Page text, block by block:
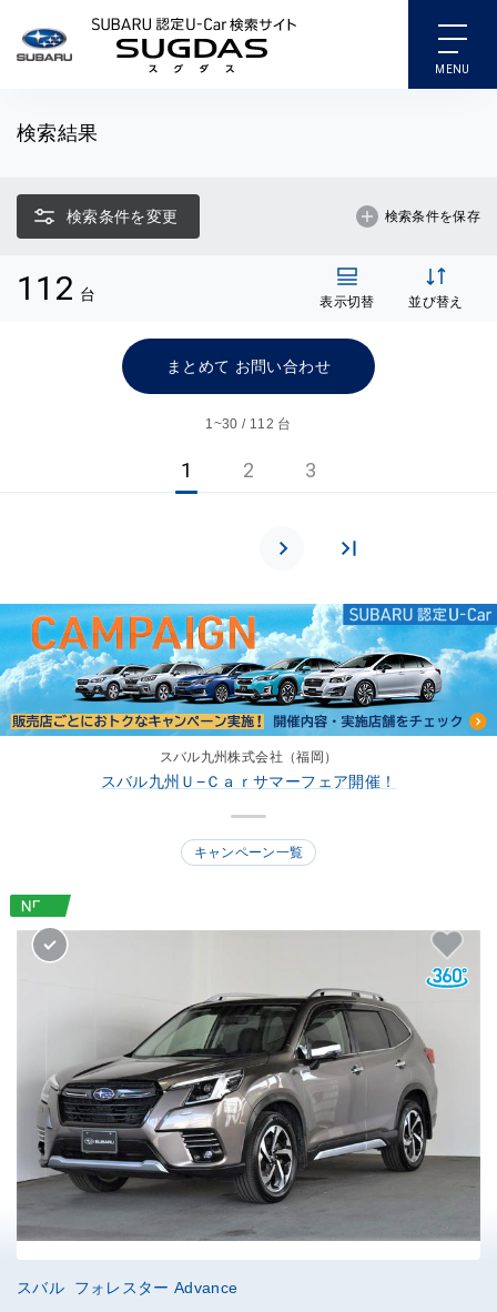
SUBARU 認定U-Car検索
検索結果
検索条件を変更 検索条件を保存
112 台 表示切替 並び替え
まとめて お問い合わせ
1~30 / 112 台
1 2 3
スバル九州株式会社（福岡）
スバル九州Ｕ−Ｃａｒサマーフェア開催！
キャンペーン一覧
スバル フォレスター Advance